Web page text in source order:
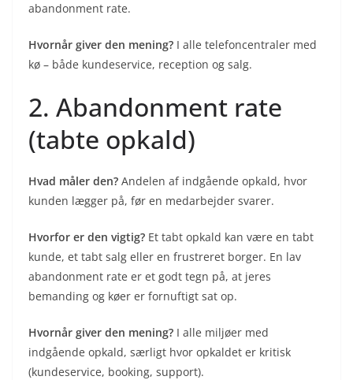
abandonment rate.
Hvornår giver den mening? I alle telefoncentraler med
kø – både kundeservice, reception og salg.
2. Abandonment rate
(tabte opkald)
Hvad måler den? Andelen af indgående opkald, hvor
kunden lægger på, før en medarbejder svarer.
Hvorfor er den vigtig? Et tabt opkald kan være en tabt
kunde, et tabt salg eller en frustreret borger. En lav
abandonment rate er et godt tegn på, at jeres
bemanding og køer er fornuftigt sat op.
Hvornår giver den mening? I alle miljøer med
indgående opkald, særligt hvor opkaldet er kritisk
(kundeservice, booking, support).